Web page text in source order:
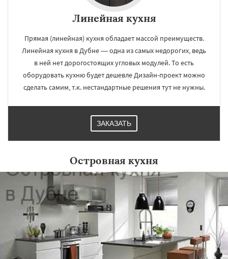
Линейная кухня
Прямая (линейная) кухня обладает массой преимуществ.
Линейная кухня в Дубне — одна из самых недорогих, ведь
в ней нет дорогостоящих угловых модулей. То есть
оборудовать кухню будет дешевле Дизайн-проект можно
сделать самим, т.к. нестандартные решения тут не нужны.
ЗАКАЗАТЬ
Островная кухня